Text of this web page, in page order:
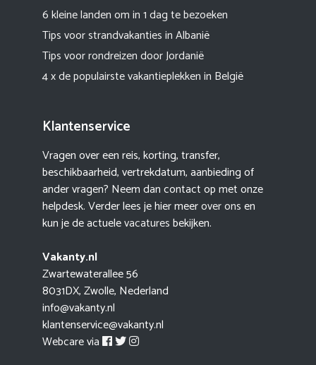
6 kleine landen om in 1 dag te bezoeken
Tips voor strandvakanties in Albanië
Tips voor rondreizen door Jordanië
4 x de populairste vakantieplekken in België
Klantenservice
Vragen over een reis, korting, transfer,
beschikbaarheid, vertrekdatum, aanbieding of
ander vragen? Neem dan contact op met onze
helpdesk. Verder lees je hier meerover onsen
kun je de actuelevacaturesbekijken.
Vakanty.nl
Zwartewaterallee 56
8031DX, Zwolle, Nederland
info@vakanty.nl
klantenservice@vakanty.nl
Webcare via